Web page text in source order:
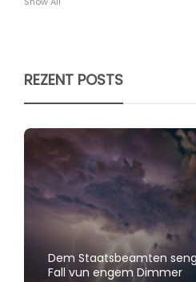
REZENT POSTS
Dem Staatsbeamten
Fall vun engem Dimmer